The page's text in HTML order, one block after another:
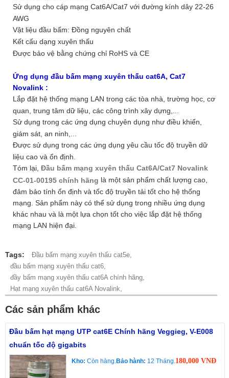
Sử dụng cho cáp mạng Cat6A/Cat7 với đường kính dây 22-26
AWG
Vật liệu đầu bấm: Đồng nguyên chất
Kết cấu dạng xuyên thấu
Được bảo vệ bằng chứng chỉ RoHS và CE
Ứng dụng đầu bấm mạng xuyên thấu cat6A, Cat7
Novalink :
Lắp đặt hệ thống mạng LAN trong các tòa nhà, trường học, cơ
quan, trung tâm dữ liệu, các công trình xây dựng,...
Sử dụng trong các ứng dụng chuyên dụng như điều khiển,
giám sát, an ninh,...
Được sử dụng trong các ứng dụng yêu cầu tốc độ truyền dữ
liệu cao và ổn định.
Tóm lại, Đầu bấm mạng xuyên thấu Cat6A/Cat7 Novalink
CC-01-00195 chính hãng là một sản phẩm chất lượng cao,
đảm bảo tính ổn định và tốc độ truyền tải tốt cho hệ thống
mạng. Sản phẩm này có thể sử dụng trong nhiều ứng dụng
khác nhau và là một lựa chọn tốt cho việc lắp đặt hệ thống
mạng LAN hiện đại.
Tags:
Đầu bấm mạng xuyên thấu cat5e,
đầu bấm mạng xuyên thấu cat6,
đầy bấm mạng xuyên thấu cat6A chính hãng,
Hạt mạng xuyên thấu cat6A Novalink,
Các sản phẩm khác
Đầu bấm hạt mạng UTP cat6E Chính hãng Veggieg, V-E008
chuẩn tốc độ gigabits
Kho: Còn hàng.Bảo hành: 12 Tháng.180,000 VNĐ